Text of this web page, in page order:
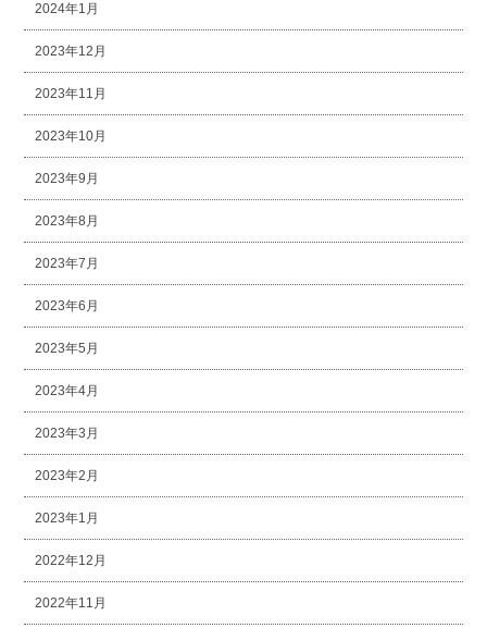
2024年1月
2023年12月
2023年11月
2023年10月
2023年9月
2023年8月
2023年7月
2023年6月
2023年5月
2023年4月
2023年3月
2023年2月
2023年1月
2022年12月
2022年11月